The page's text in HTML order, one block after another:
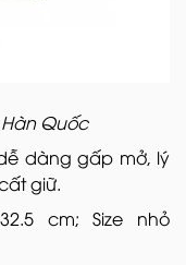
Quốc
dàng gấp mở, lý
giữ.
cm; Size nhỏ